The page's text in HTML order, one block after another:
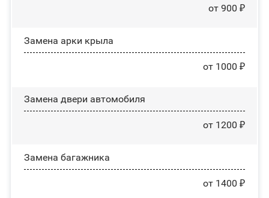
от 900 ₽
Замена арки крыла
от 1000 ₽
Замена двери автомобиля
от 1200 ₽
Замена багажника
от 1400 ₽